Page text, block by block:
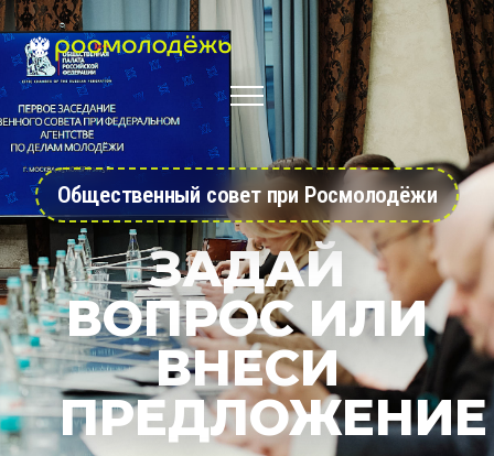
Общественный совет при Росмолодёжи
ЗАДАЙ
ВОПРОС ИЛИ
ВНЕСИ
ПРЕДЛОЖЕНИЕ